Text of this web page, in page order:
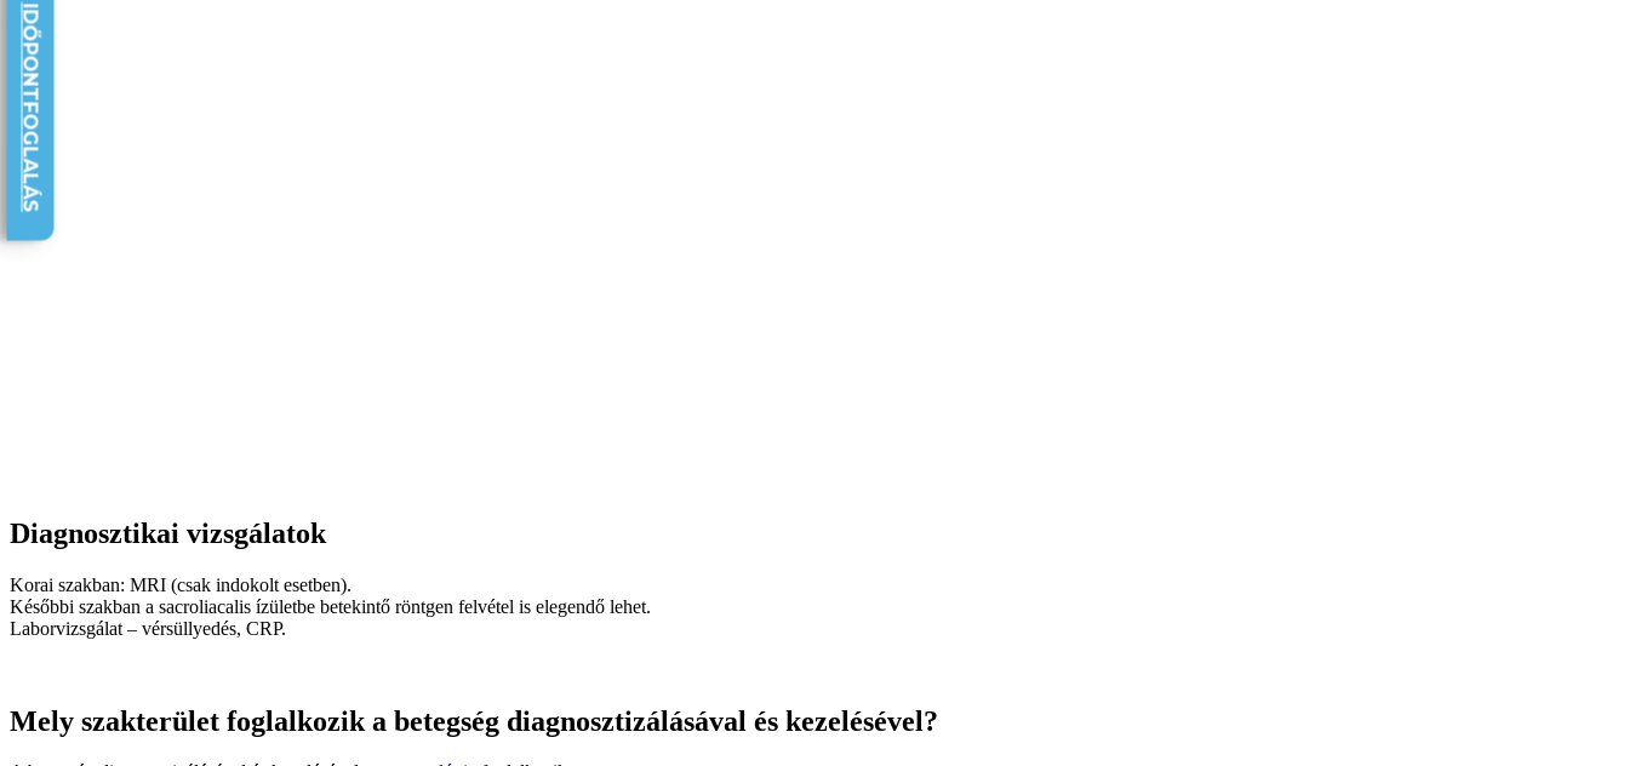
Diagnosztikai vizsgálatok
Korai szakban: MRI (csak indokolt esetben).
Későbbi szakban a sacroliacalis ízületbe betekintő röntgen felvétel is elegendő lehet.
Laborvizsgálat – vérsüllyedés, CRP.
Mely szakterület foglalkozik a betegség diagnosztizálásával és kezelésével?
IDŐPONTFOGLALÁS